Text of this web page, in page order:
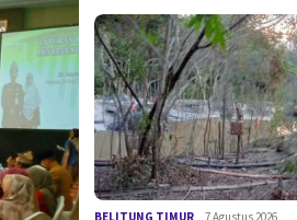
BELITUNG TIMUR 7 Agustus 2026